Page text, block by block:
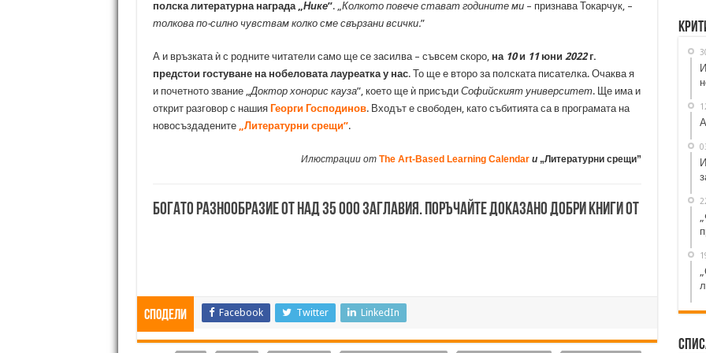
полска литературна награда „Нике”. „Колкото повече стават годините ми– признава Токарчук, –
толкова по-силно чувствам колко сме свързани всички.”
А и връзката ѝ с родните читатели само ще се засилва – съвсем скоро, на 10и 11юни 2022г.
предстои гостуване на нобеловата лауреатка у нас. То ще е второ за полската писателка. Очаква я
и почетното звание „Доктор хонорис кауза”, което ще ѝ присъди Софийският университет. Ще има и
открит разговор с нашия Георги Господинов. Входът е свободен, като събитията са в програмата на
новосъздадените „Литературни срещи”.
Илюстрации от The Art-Based Learning Calendar и„Литературни срещи”
Богато разнообразие от над 35 000 заглавия. Поръчайте доказано добри книги от
Сподели Facebook Twitter LinkedIn